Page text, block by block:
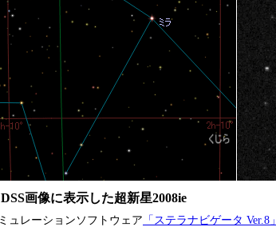
画像に表示した超新星2008ie
ュレーションソフトウェア 「ステラナビゲータ Ver.8」